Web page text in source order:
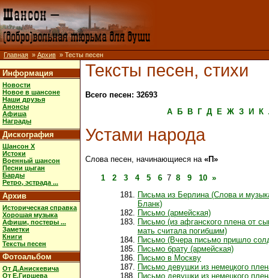
Главная » Архив » Тесты песен
Информация
Новости
Новое в шансоне
Наши друзья
Анонсы
Афиша
Награды
Дискография
Шансон X
Истоки
Военный шансон
Песни цыган
Барды
Ретро, эстрада ...
Архив
Историческая справка
Хорошая музыка
Афиши, постеры ...
Заметки
Книги
Тексты песен
Фотоальбом
От Д.Анискевича
От Е.Гиршева
Тексты песен, стихи
Всего песен: 32693
А
Б В Г Д Е Ж З И К
Устами народа
Слова песен, начинающиеся на «П»
1 2 3 4 5 6 7 8 9 10 »
Письма из Берлина (Слова и
Бланк)
Письмо (армейская)
Письмо (из афганского плена от
мать считала погибшим)
Письмо (Вчера письмо пришло
Письмо брату (армейская)
Письмо в Москву
Письмо девушки из немецкого
Письмо девушки из немецкого